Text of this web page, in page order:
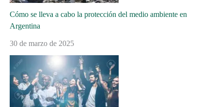
Cómo se lleva a cabo la protección del medio ambiente en
Argentina
30 de marzo de 2025